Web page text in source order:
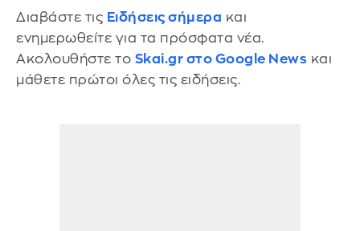
Διαβάστε τις Ειδήσεις σήμερα και
ενημερωθείτε για τα πρόσφατα νέα.
Ακολουθήστε το Skai.gr στο Google News και
μάθετε πρώτοι όλες τις ειδήσεις.